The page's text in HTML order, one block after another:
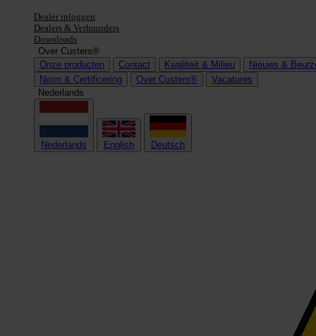
Dealer inloggen
Dealers & Verhuurders
Downloads
Over Custers®
Onze producten
Contact Kwaliteit & Milieu
Nieuws &
Norm & Certificering
Over Custers®
Vacatures
Nederlands
Nederlands English Deutsch